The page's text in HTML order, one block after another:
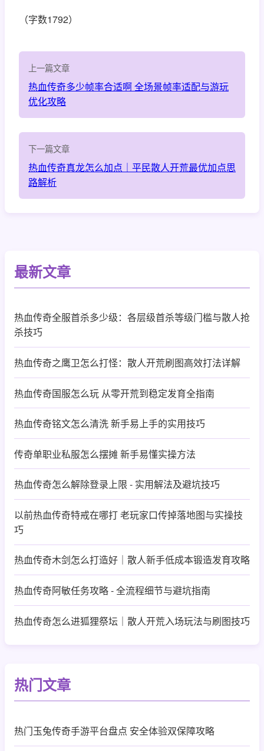
（字数1792）
上一篇文章
热血传奇多少帧率合适啊 全场景帧率适配与游玩
优化攻略
下一篇文章
热血传奇真龙怎么加点｜平民散人开荒最优加点思
路解析
最新文章
热血传奇全服首杀多少级：各层级首杀等级门槛与散人抢
杀技巧
热血传奇之鹰卫怎么打怪：散人开荒刷图高效打法详解
热血传奇国服怎么玩 从零开荒到稳定发育全指南
热血传奇铭文怎么清洗 新手易上手的实用技巧
传奇单职业私服怎么摆摊 新手易懂实操方法
热血传奇怎么解除登录上限 - 实用解法及避坑技巧
以前热血传奇特戒在哪打 老玩家口传掉落地图与实操技
巧
热血传奇木剑怎么打造好｜散人新手低成本锻造发育攻略
热血传奇阿敏任务攻略 - 全流程细节与避坑指南
热血传奇怎么进狐狸祭坛｜散人开荒入场玩法与刷图技巧
热门文章
热门玉兔传奇手游平台盘点 安全体验双保障攻略